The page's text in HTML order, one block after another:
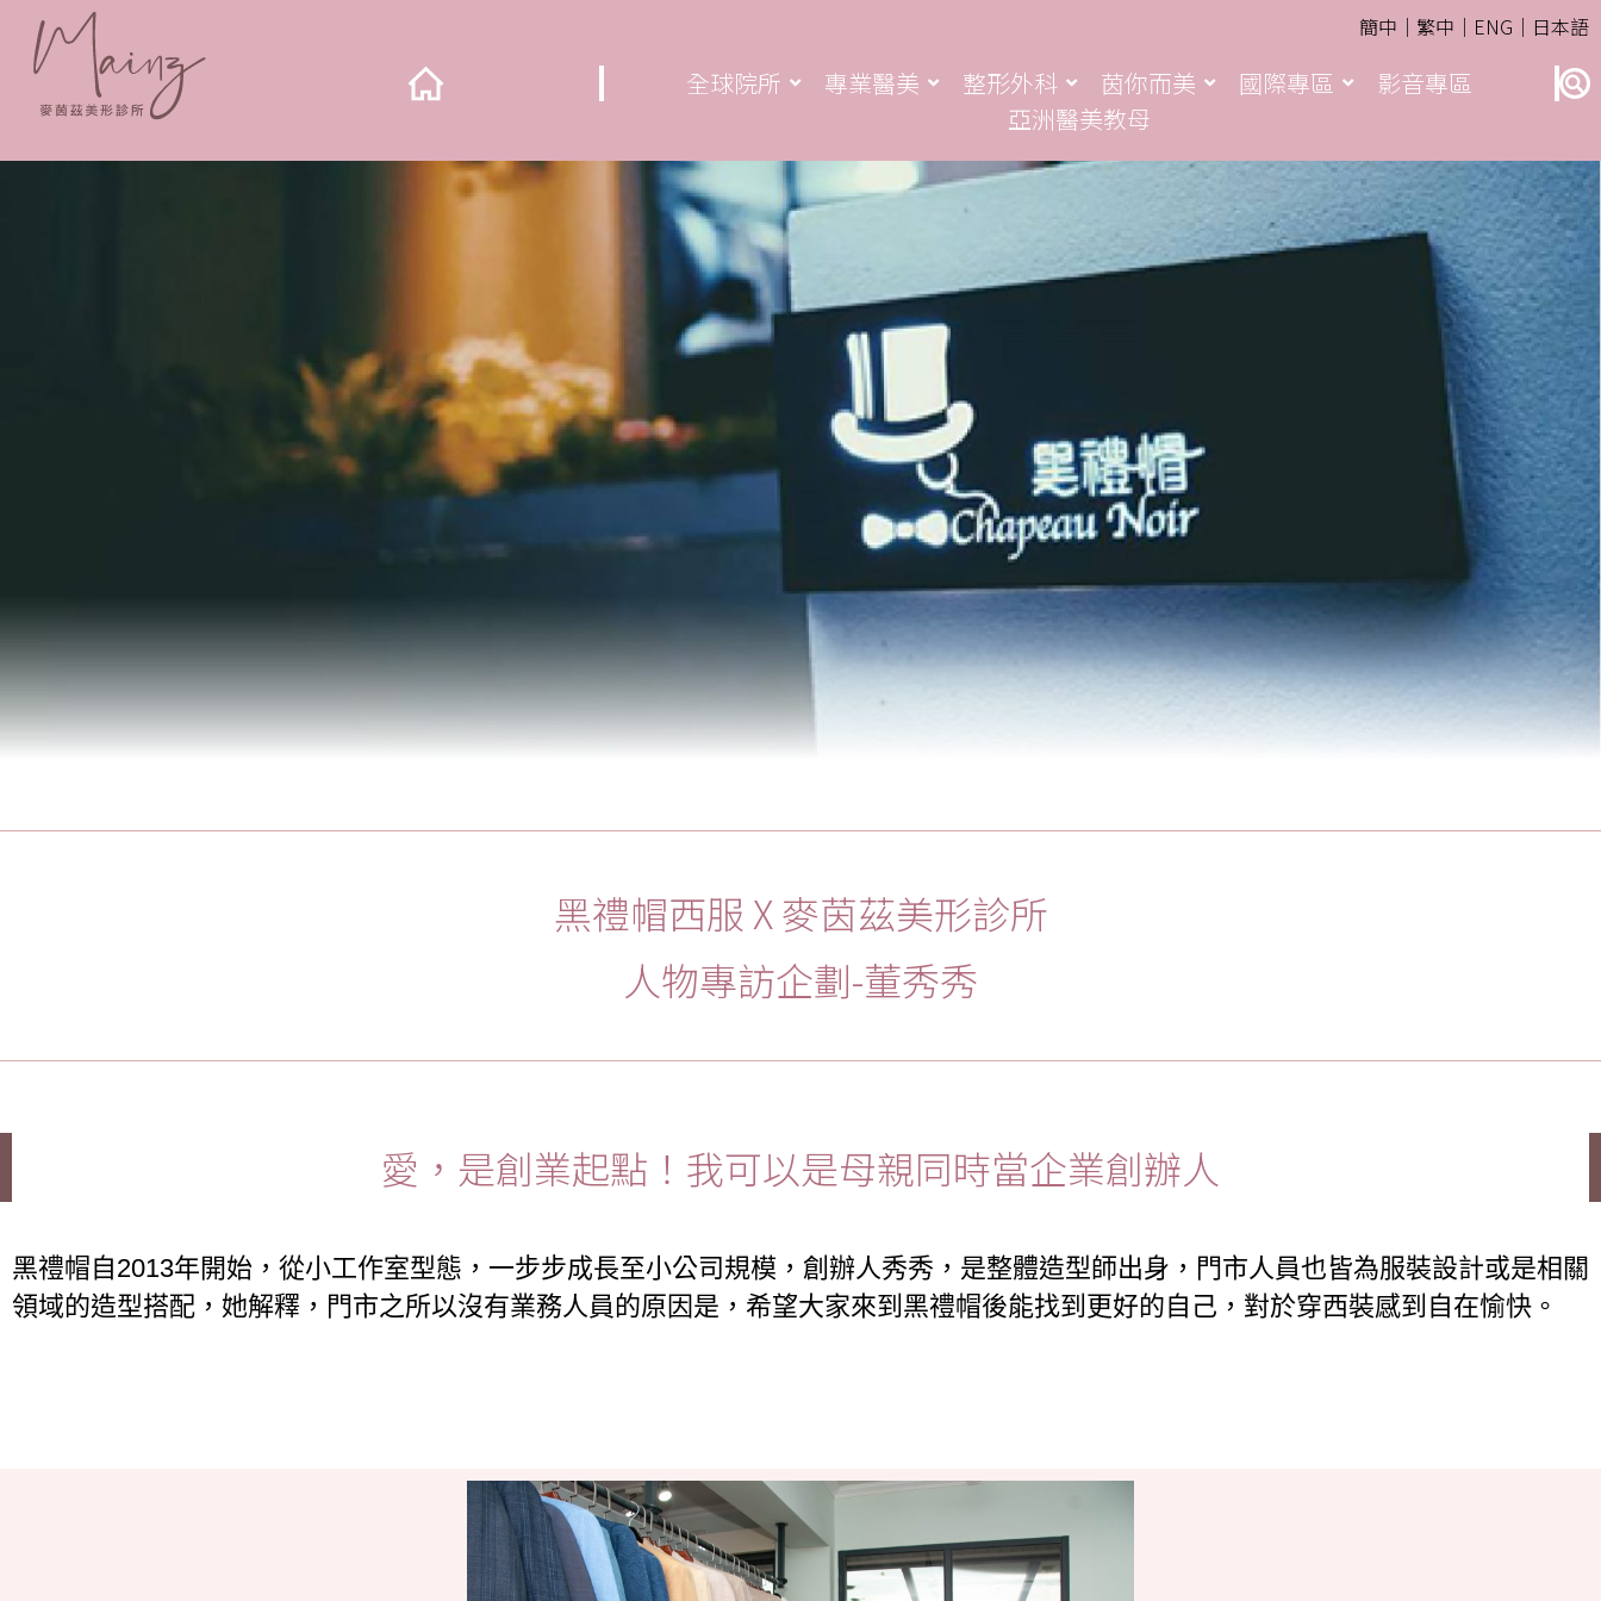
簡中｜ 繁中｜ ENG｜ 日本語
全球院所 專業醫美 整形外科 茵你而美 國際專區
影音專區
亞洲醫美教母
黑禮帽西服 X 麥茵茲美形診所
人物專訪企劃-董秀秀
愛，是創業起點！我可以是母親同時當企業創辦人
黑禮帽自2013年開始，從小工作室型態，一步步成長至小公司規模，創辦人秀秀，是整體造型師出身，門市人員也皆為服裝設計或是相關
領域的造型搭配，她解釋，門市之所以沒有業務人員的原因是，希望大家來到黑禮帽後能找到更好的自己，對於穿西裝感到自在愉快。